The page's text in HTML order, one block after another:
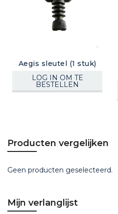
Aegis sleutel (1 stuk)
LOG IN OM TE
BESTELLEN
Producten vergelijken
Geen producten geselecteerd.
Mijn verlanglijst